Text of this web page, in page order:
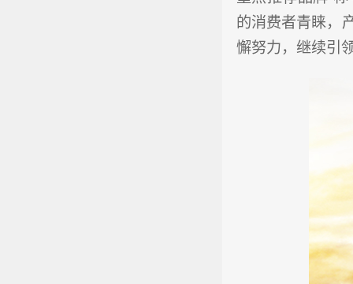
的消费者青睐，
懈努力，继续引